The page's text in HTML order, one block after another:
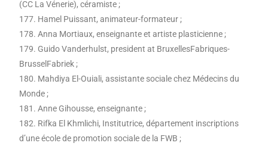
(CC La Vénerie), céramiste ;
177. Hamel Puissant, animateur-formateur ;
178. Anna Mortiaux, enseignante et artiste plasticienne ;
179. Guido Vanderhulst, president at BruxellesFabriques-
BrusselFabriek ;
180. Mahdiya El-Ouiali, assistante sociale chez Médecins du
Monde ;
181. Anne Gihousse, enseignante ;
182. Rifka El Khmlichi, Institutrice, département inscriptions
d’une école de promotion sociale de la FWB ;